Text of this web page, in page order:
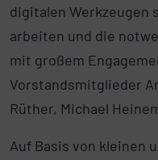
digitalen Werkzeugen
arbeiten und die
mit großem
Vorstandsmitglieder
Rüther, Michael
Auf Basis von kleinen